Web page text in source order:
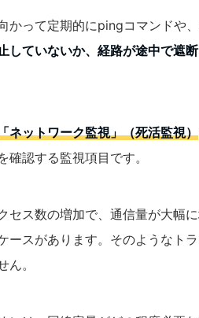
かって定期的にpingコマンドや
していないか、経路が途中で遮
ネットワーク監視」（死活監視）
確認する監視項目です。
セス数の増加で、通信量が大幅
ースがあります。そのようなト
。